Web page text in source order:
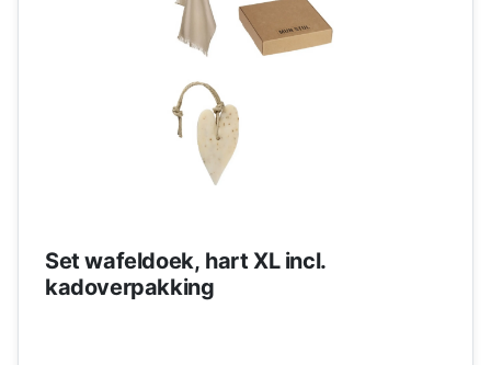
Set wafeldoek, hart XL incl.
kadoverpakking